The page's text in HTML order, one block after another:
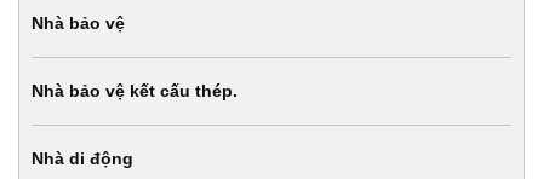
Nhà bảo vệ
Nhà bảo vệ kết cấu thép.
Nhà di động